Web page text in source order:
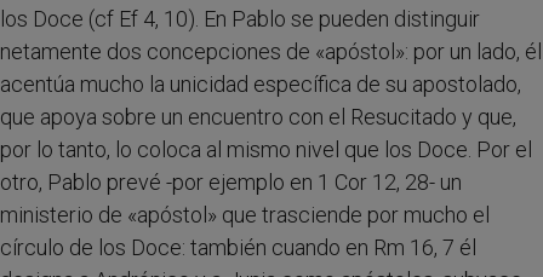
los Doce (cf Ef 4, 10). En Pablo se pueden distinguir
netamente dos concepciones de «apóstol»: por un lado, él
acentúa mucho la unicidad específica de su apostolado,
que apoya sobre un encuentro con el Resucitado y que,
por lo tanto, lo coloca al mismo nivel que los Doce. Por el
otro, Pablo prevé -por ejemplo en 1 Cor 12, 28- un
ministerio de «apóstol» que trasciende por mucho el
círculo de los Doce: también cuando en Rm 16, 7 él